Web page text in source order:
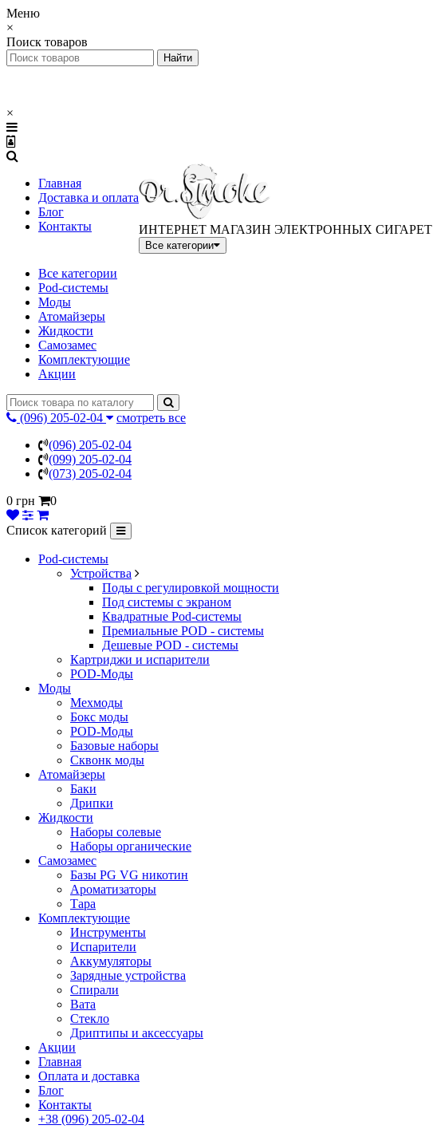
Меню
×
Поиск товаров
×
Главная
Доставка и оплата
Блог
Контакты
ИНТЕРНЕТ МАГАЗИН ЭЛЕКТРОННЫХ СИГАРЕТ
Все категории
Все категории
Pod-системы
Моды
Атомайзеры
Жидкости
Самозамес
Комплектующие
Акции
(096) 205-02-04
смотреть все
(096) 205-02-04
(099) 205-02-04
(073) 205-02-04
0 грн
0
Список категорий
Pod-системы
Устройства
Поды с регулировкой мощности
Под системы с экраном
Квадратные Pod-системы
Премиальные POD - системы
Дешевые POD - системы
Картриджи и испарители
POD-Моды
Моды
Мехмоды
Бокс моды
POD-Моды
Базовые наборы
Сквонк моды
Атомайзеры
Баки
Дрипки
Жидкости
Наборы солевые
Наборы органические
Самозамес
Базы PG VG никотин
Ароматизаторы
Тара
Комплектующие
Инструменты
Испарители
Аккумуляторы
Зарядные устройства
Спирали
Вата
Стекло
Дриптипы и аксессуары
Акции
Главная
Оплата и доставка
Блог
Контакты
+38 (096) 205-02-04